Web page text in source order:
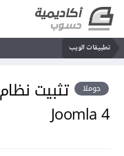
تطبيقات الويب
جوملا
تثبيت
Joomla 4